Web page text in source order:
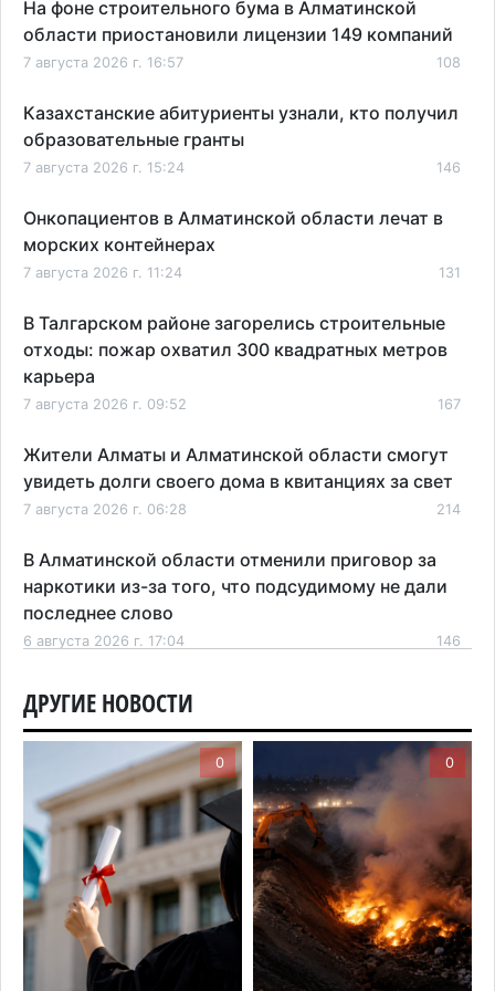
На фоне строительного бума в Алматинской
области приостановили лицензии 149 компаний
7 августа 2026 г. 16:57 108
Казахстанские абитуриенты узнали, кто получил
образовательные гранты
7 августа 2026 г. 15:24 146
Онкопациентов в Алматинской области лечат в
морских контейнерах
7 августа 2026 г. 11:24 131
В Талгарском районе загорелись строительные
отходы: пожар охватил 300 квадратных метров
карьера
7 августа 2026 г. 09:52 167
Жители Алматы и Алматинской области смогут
увидеть долги своего дома в квитанциях за свет
7 августа 2026 г. 06:28 214
В Алматинской области отменили приговор за
наркотики из-за того, что подсудимому не дали
последнее слово
6 августа 2026 г. 17:04 146
Проезд по БАКАД резко подорожал: в
Алматинской области начали действовать новые
тарифы
6 августа 2026 г. 14:36 200
Сильнейшие дзюдоисты мира приехали на
сборы в Алматинскую область
6 августа 2026 г. 12:12 164
Первый раз с ИИ в первый класс: казахстанских
первоклассников начнут учить искусственному
интеллекту
ДРУГИЕ НОВОСТИ
0 0